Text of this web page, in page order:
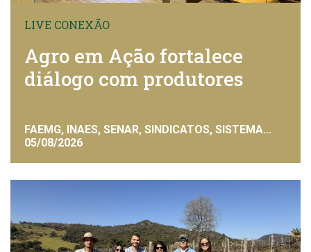
LIVE CONEXÃO
Agro em Ação fortalece
diálogo com produtores
FAEMG, INAES, SENAR, SINDICATOS, SISTEMA
FAEMG
05/08/2026